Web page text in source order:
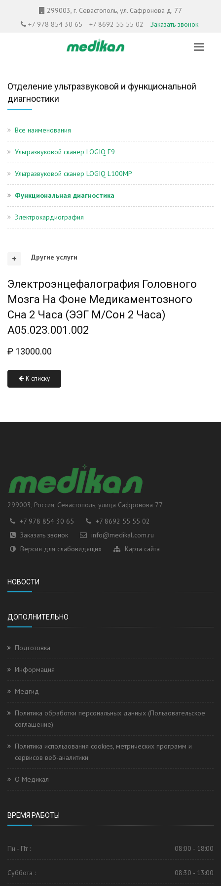
299003, г. Севастополь, ул. Сафронова д. 77
+7 978 854 30 65
+7 8692 55 55 02 Заказать звонок
Отделение ультразвуковой и функциональной
диагностики
Все наименования
Ультразвуковой сканер LOGIQ E9
Ультразвуковой сканер LOGIQ L100MP
Функциональная диагностика
Электрокардиография
Другие услуги
Электроэнцефалография Головного
Мозга На Фоне Медикаментозного
Сна 2 Часа (ЭЭГ М/сон 2 Часа)
A05.023.001.002
₽ 13000.00
К списку
299003, Россия, Севастополь, улица Сафронова 77
+7 978 854 30 65
+7 8692 55 55 02
Заказать звонок
info@medikal.com.ru
Версия для слабовидящих
Карта сайта
НОВОСТИ
ДОПОЛНИТЕЛЬНО
Подготовка
Информация
Медгид
Политика обработки персональных данных (Пользовательское
соглашение)
Политика использования cookies, метрических программ и
сервисов веб-аналитики
О Медикал
ВРЕМЯ РАБОТЫ
Пн - Пт : 08:00 - 18:00
Суббота : 08:30 - 13:00